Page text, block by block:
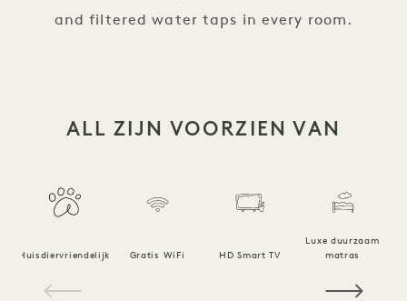
and filtered water taps in every room.
ALL ZIJN VOORZIEN VAN
Huisdiervriendelijk Gratis WiFi HD Smart TV
Luxe duurzaam
matras